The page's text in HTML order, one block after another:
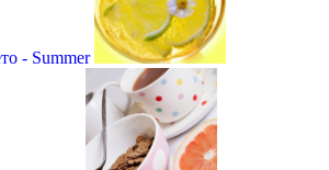
- Summer